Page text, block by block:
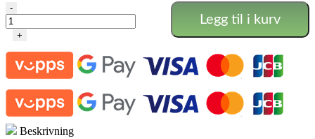
BioChar
+
Microbes
L
antall
-
+
Legg til i kurv
Beskrivning